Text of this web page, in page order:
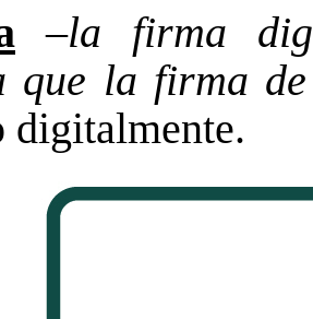
–la firma
que la firma
digitalmente.